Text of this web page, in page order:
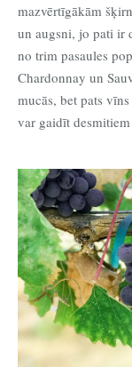
mazvērtīgākām
un augsni, jo pati ir
no trim pasaules
Chardonnay un
mucās, bet pats
var gaidīt